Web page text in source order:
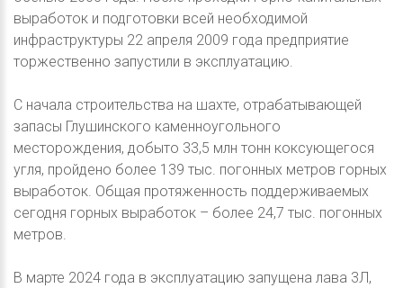
выработок и подготовки всей необходимой
инфраструктуры 22 апреля 2009 года предприятие
торжественно запустили в эксплуатацию.
С начала строительства на шахте, отрабатывающей
запасы Глушинского каменноугольного
месторождения, добыто 33,5 млн тонн коксующегося
угля, пройдено более 139 тыс. погонных метров горных
выработок. Общая протяженность поддерживаемых
сегодня горных выработок – более 24,7 тыс. погонных
метров.
В марте 2024 года в эксплуатацию запущена лава 3Л,